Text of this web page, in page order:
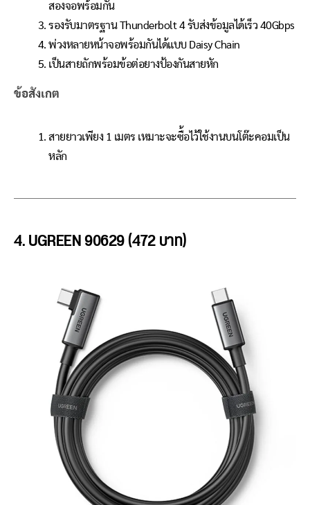
สองจอพร้อมกัน
รองรับมาตรฐาน Thunderbolt 4 รับส่งข้อมูลได้เร็ว 40Gbps
พ่วงหลายหน้าจอพร้อมกันได้แบบ Daisy Chain
เป็นสายถักพร้อมข้อต่อยางป้องกันสายหัก
ข้อสังเกต
สายยาวเพียง 1 เมตร เหมาะจะซื้อไว้ใช้งานบนโต๊ะคอมเป็น
หลัก
4. UGREEN 90629 (472 บาท)